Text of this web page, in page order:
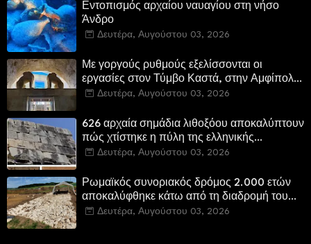
Εντοπισμός αρχαίου ναυαγίου στη νήσο
Άνδρο
Δευτέρα, Αυγούστου 03, 2026
Με γοργούς ρυθμούς εξελίσσονται οι
εργασίες στον Τύμβο Καστά, στην Αμφίπολη.
Αποδίδονται μνημεία της πόλης
Δευτέρα, Αυγούστου 03, 2026
626 αρχαία σημάδια λιθοξόου αποκαλύπτουν
πώς χτίστηκε η πύλη της ελληνικής
Πτολεμαΐδας στη Λιβύη
Δευτέρα, Αυγούστου 03, 2026
Ρωμαϊκός συνοριακός δρόμος 2.000 ετών
αποκαλύφθηκε κάτω από τη διαδρομή του
νέου αυτοκινητόδρομου Α8 της Γερμανίας
Δευτέρα, Αυγούστου 03, 2026